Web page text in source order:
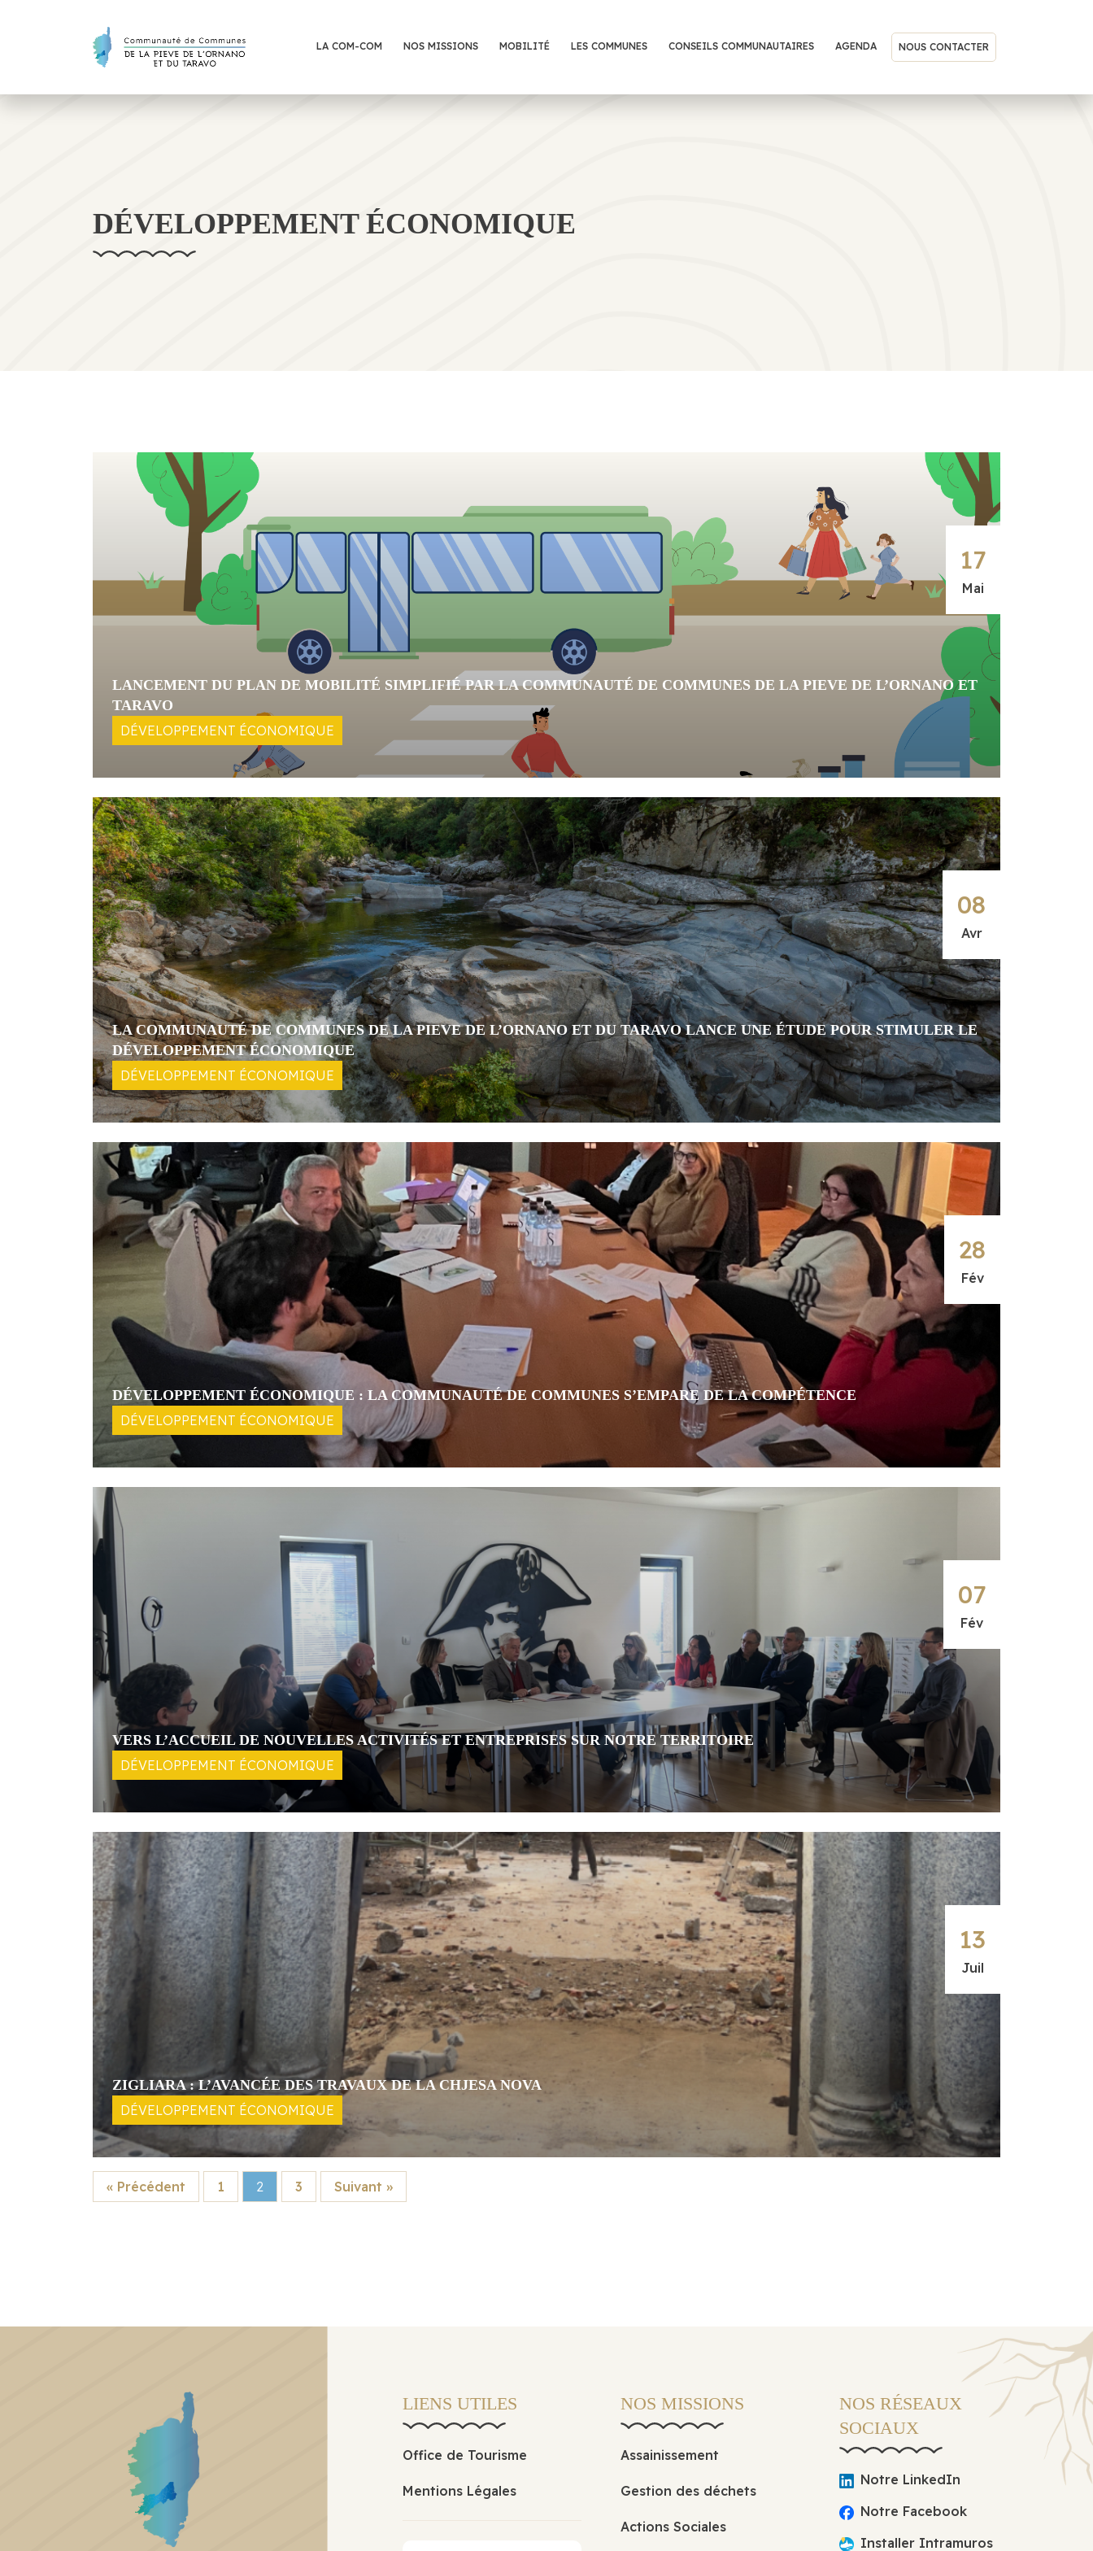
LA COM-COM NOS MISSIONS MOBILITÉ LES COMMUNES CONSEILS COMMUNAUTAIRES AGENDA NOUS CONTACTER
DÉVELOPPEMENT ÉCONOMIQUE
17
Mai
LANCEMENT DU PLAN DE MOBILITÉ SIMPLIFIÉ PAR LA COMMUNAUTÉ DE COMMUNES DE LA PIEVE DE L’ORNANO ET
TARAVO
DÉVELOPPEMENT ÉCONOMIQUE
08
Avr
LA COMMUNAUTÉ DE COMMUNES DE LA PIEVE DE L’ORNANO ET DU TARAVO LANCE UNE ÉTUDE POUR STIMULER LE
DÉVELOPPEMENT ÉCONOMIQUE
DÉVELOPPEMENT ÉCONOMIQUE
28
Fév
DÉVELOPPEMENT ÉCONOMIQUE : LA COMMUNAUTÉ DE COMMUNES S’EMPARE DE LA COMPÉTENCE
DÉVELOPPEMENT ÉCONOMIQUE
07
Fév
VERS L’ACCUEIL DE NOUVELLES ACTIVITÉS ET ENTREPRISES SUR NOTRE TERRITOIRE
DÉVELOPPEMENT ÉCONOMIQUE
13
Juil
ZIGLIARA : L’AVANCÉE DES TRAVAUX DE LA CHJESA NOVA
DÉVELOPPEMENT ÉCONOMIQUE
« Précédent 1 2 3 Suivant »
LIENS UTILES
Office de Tourisme
Mentions Légales
NOS MISSIONS
Assainissement
Gestion des déchets
Actions Sociales
NOS RÉSEAUX
SOCIAUX
Notre LinkedIn
Notre Facebook
Installer Intramuros